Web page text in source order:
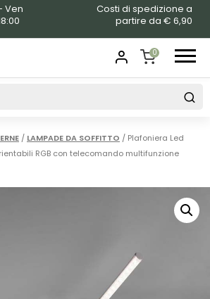
Ven
Costi di spedizione a
partire da € 6,90
0
SHOPPING
/ LAMPADE DA SOFFITTO / Plafoniera Led
RGB con telecomando multifunzione